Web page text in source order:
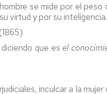
se mide por el
virtud y por su
que es el
inculcar a la